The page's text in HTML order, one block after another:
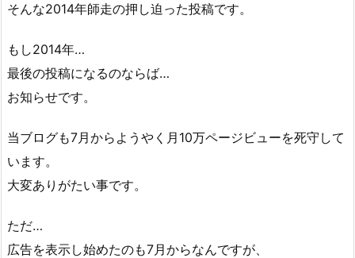
そんな2014年師走の押し迫った投稿です。
もし2014年…
最後の投稿になるのならば…
お知らせです。
当ブログも7月からようやく月10万ページビューを死守して
います。
大変ありがたい事です。
ただ…
広告を表示し始めたのも7月からなんですが、